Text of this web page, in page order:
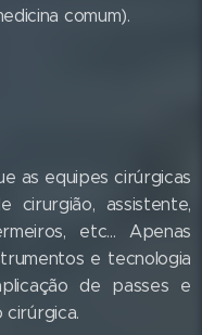
comum).
as equipes cirúrgicas
cirurgião, assistente,
etc... Apenas
e tecnologia
de passes e
cirúrgica.